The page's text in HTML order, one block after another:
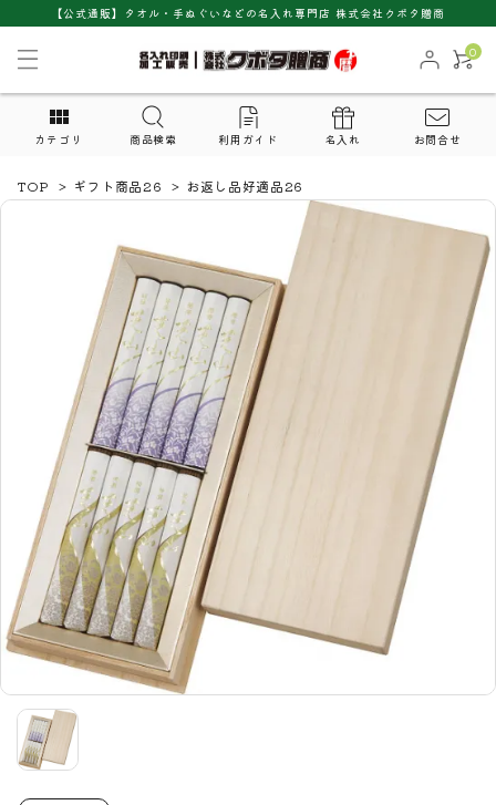
【公式通販】タオル・手ぬぐいなどの名入れ専門店 株式会社クボタ贈商
0
カテゴリ 商品検索 利用ガイド 名入れ お問合せ
TOP > ギフト商品26 > お返し品好適品26